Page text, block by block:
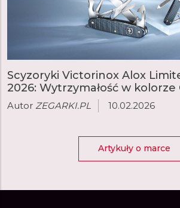
Scyzoryki Victorinox Alox
2026: Wytrzymałość w kolorze
Autor ZEGARKI.PL 10.02.2026
Artykuły o marce